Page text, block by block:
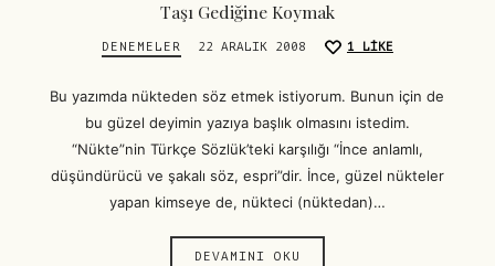
Taşı Gediğine Koymak
DENEMELER 22 ARALIK 2008 1 LIKE
Bu yazımda nükteden söz etmek istiyorum. Bunun için de
bu güzel deyimin yazıya başlık olmasını istedim.
“Nükte”nin Türkçe Sözlük’teki karşılığı “İnce anlamlı,
düşündürücü ve şakalı söz, espri”dir. İnce, güzel nükteler
yapan kimseye de, nükteci (nüktedan)…
DEVAMINI OKU